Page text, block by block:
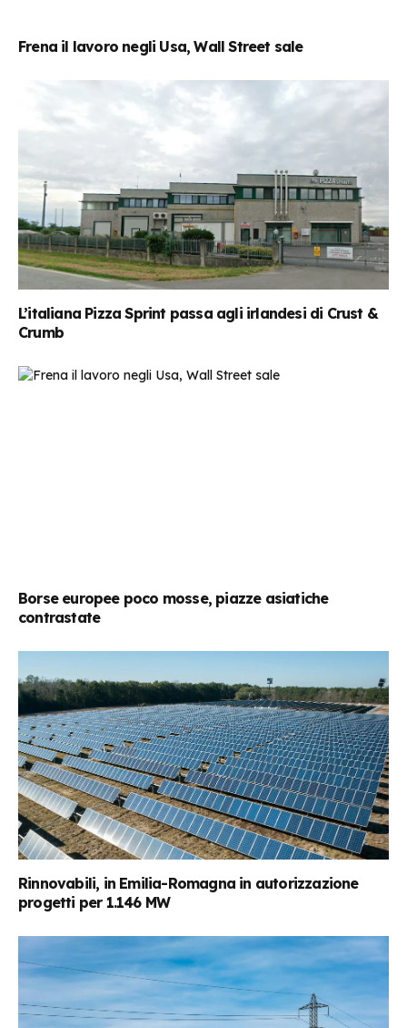
Frena il lavoro negli Usa, Wall Street sale
L’italiana Pizza Sprint passa agli irlandesi di Crust &
Crumb
Borse europee poco mosse, piazze asiatiche
contrastate
Rinnovabili, in Emilia-Romagna in autorizzazione
progetti per 1.146 MW